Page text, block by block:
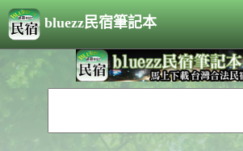
bluezz民宿筆記本